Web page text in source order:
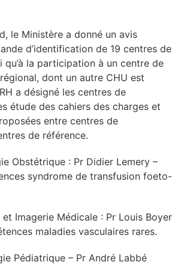
le Ministère a donné un avis
d’identification de 19 centres de
qu’à la participation à un centre de
dont un autre CHU est
a désigné les centres de
étude des cahiers des charges et
entre centres de
de référence.
Obstétrique : Pr Didier Lemery –
syndrome de transfusion foeto-
Imagerie Médicale : Pr Louis Boyer
maladies vasculaires rares.
Pédiatrique – Pr André Labbé